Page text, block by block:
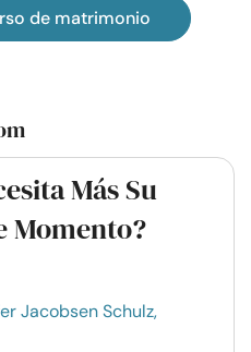
de matrimonio
Más Su
Momento?
Jacobsen Schulz,